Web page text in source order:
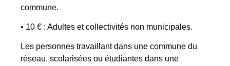
commune.
• 10 € : Adultes et collectivités non municipales.
Les personnes travaillant dans une commune du
réseau, scolarisées ou étudiantes dans une